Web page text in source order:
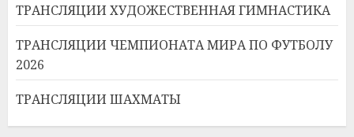
ТРАНСЛЯЦИИ ХУДОЖЕСТВЕННАЯ ГИМНАСТИКА
ТРАНСЛЯЦИИ ЧЕМПИОНАТА МИРА ПО ФУТБОЛУ
2026
ТРАНСЛЯЦИИ ШАХМАТЫ